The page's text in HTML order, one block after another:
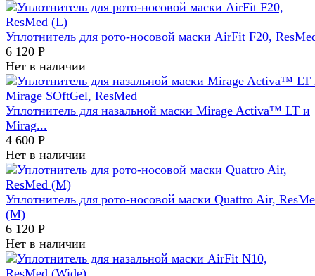
Уплотнитель для рото-носовой маски AirFit F20,
6 120 Р
Нет в наличии
Уплотнитель для назальной маски Mirage Activa™ LT и
Mirag...
4 600 Р
Нет в наличии
Уплотнитель для рото-носовой маски Quattro Air,
(M)
6 120 Р
Нет в наличии